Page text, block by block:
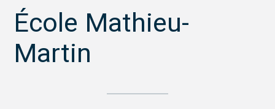
École Mathieu-
Martin